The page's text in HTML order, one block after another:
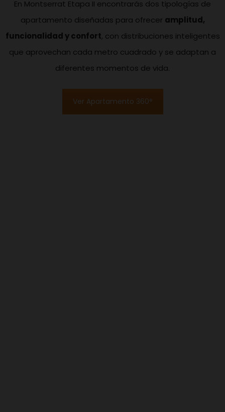
En Montserrat Etapa II encontrarás dos tipologías de
apartamento diseñadas para ofrecer amplitud,
funcionalidad y confort, con distribuciones inteligentes
que aprovechan cada metro cuadrado y se adaptan a
diferentes momentos de vida.
Ver Apartamento 360°